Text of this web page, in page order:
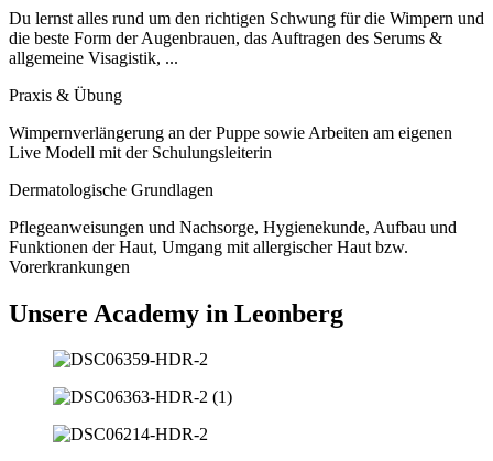
Du lernst alles rund um den richtigen Schwung für die Wimpern und
die beste Form der Augenbrauen, das Auftragen des Serums &
allgemeine Visagistik, ...
Praxis & Übung
Wimpernverlängerung an der Puppe sowie Arbeiten am eigenen
Live Modell mit der Schulungsleiterin
Dermatologische Grundlagen
Pflegeanweisungen und Nachsorge, Hygienekunde, Aufbau und
Funktionen der Haut, Umgang mit allergischer Haut bzw.
Vorerkrankungen
Unsere Academy in Leonberg